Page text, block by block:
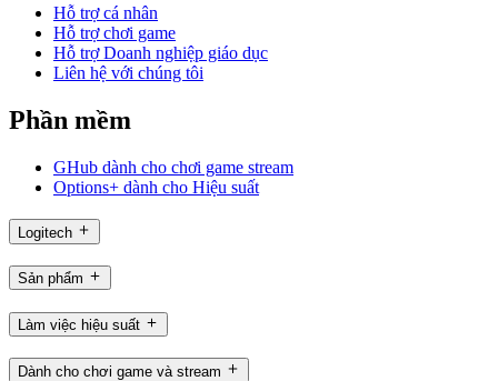
Hỗ trợ cá nhân
Hỗ trợ chơi game
Hỗ trợ Doanh nghiệp giáo dục
Liên hệ với chúng tôi
Phần mềm
GHub dành cho chơi game stream
Options+ dành cho Hiệu suất
Logitech
Sản phẩm
Làm việc hiệu suất
Dành cho chơi game và stream